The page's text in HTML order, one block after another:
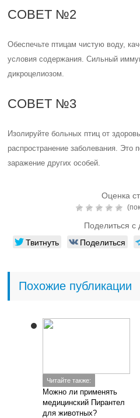
СОВЕТ №2
Обеспечьте птицам чистую воду,
условия содержания. Сильный
дикроцелиозом.
СОВЕТ №3
Изолируйте больных птиц от
распространение заболевания. Это
заражение других особей.
Оценка
Поделиться с
Твитнуть Поделиться
Похожие публикации
Читайте также:
Можно ли применять
медицинский Пирантел
для животных?